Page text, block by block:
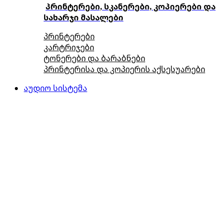
პრინტერები, სკანერები, კოპიერები და
სახარჯი მასალები
პრინტერები
კარტრიჯები
ტონერები და ბარაბნები
პრინტერისა და კოპიერის აქსესუარები
აუდიო სისტემა